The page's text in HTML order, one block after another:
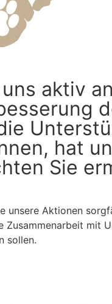
aktiv
hat
Sie
unsere Aktionen
Zusammenarbeit mit
sollen.